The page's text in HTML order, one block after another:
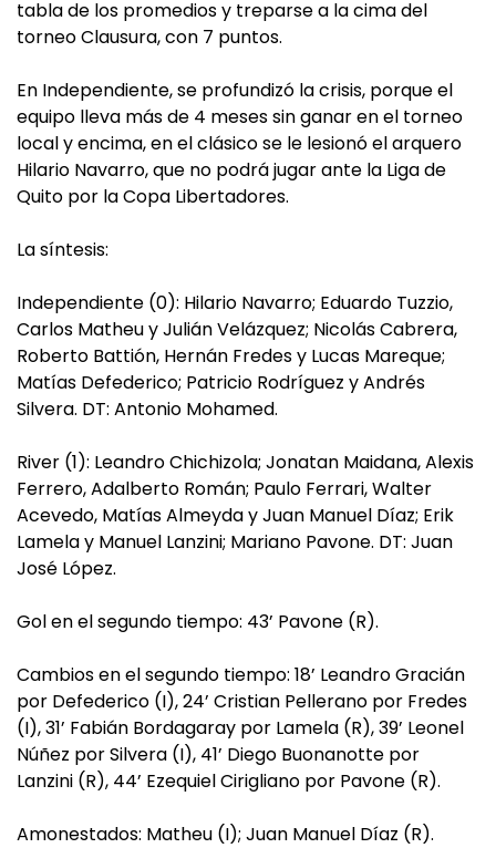
tabla de los promedios y treparse a la cima del
torneo Clausura, con 7 puntos.
En Independiente, se profundizó la crisis, porque el
equipo lleva más de 4 meses sin ganar en el torneo
local y encima, en el clásico se le lesionó el arquero
Hilario Navarro, que no podrá jugar ante la Liga de
Quito por la Copa Libertadores.
La síntesis:
Independiente (0): Hilario Navarro; Eduardo Tuzzio,
Carlos Matheu y Julián Velázquez; Nicolás Cabrera,
Roberto Battión, Hernán Fredes y Lucas Mareque;
Matías Defederico; Patricio Rodríguez y Andrés
Silvera. DT: Antonio Mohamed.
River (1): Leandro Chichizola; Jonatan Maidana, Alexis
Ferrero, Adalberto Román; Paulo Ferrari, Walter
Acevedo, Matías Almeyda y Juan Manuel Díaz; Erik
Lamela y Manuel Lanzini; Mariano Pavone. DT: Juan
José López.
Gol en el segundo tiempo: 43’ Pavone (R).
Cambios en el segundo tiempo: 18’ Leandro Gracián
por Defederico (I), 24’ Cristian Pellerano por Fredes
(I), 31’ Fabián Bordagaray por Lamela (R), 39’ Leonel
Núñez por Silvera (I), 41’ Diego Buonanotte por
Lanzini (R), 44’ Ezequiel Cirigliano por Pavone (R).
Amonestados: Matheu (I); Juan Manuel Díaz (R).